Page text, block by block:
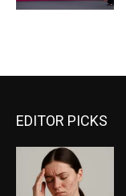
EDITOR PICKS